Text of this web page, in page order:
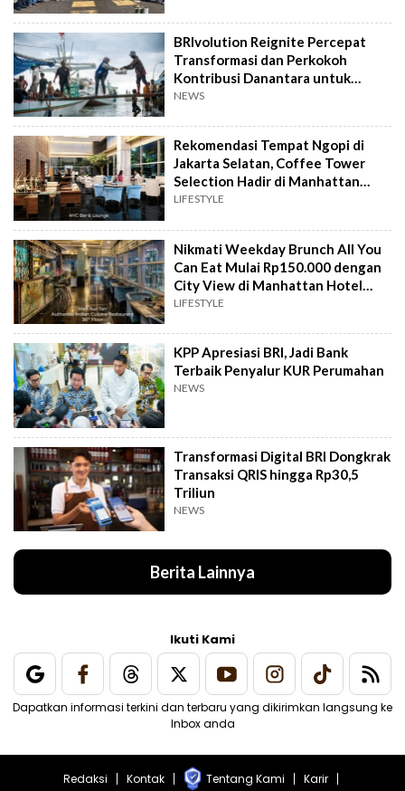
BRIvolution Reignite Percepat
Transformasi dan Perkokoh
Kontribusi Danantara untuk
Ekonomi Nasional
NEWS
Rekomendasi Tempat Ngopi di
Jakarta Selatan, Coffee Tower
Selection Hadir di Manhattan
Hotel Jakarta
LIFESTYLE
Nikmati Weekday Brunch All You
Can Eat Mulai Rp150.000 dengan
City View di Manhattan Hotel
Jakarta
LIFESTYLE
KPP Apresiasi BRI, Jadi Bank
Terbaik Penyalur KUR Perumahan
NEWS
Transformasi Digital BRI Dongkrak
Transaksi QRIS hingga Rp30,5
Triliun
NEWS
Berita Lainnya
Ikuti Kami
Dapatkan informasi terkini dan terbaru yang dikirimkan langsung ke
Inbox anda
Redaksi Kontak Tentang Kami
Karir